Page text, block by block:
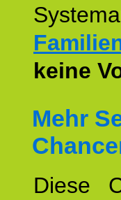
keine
Mehr
Diese